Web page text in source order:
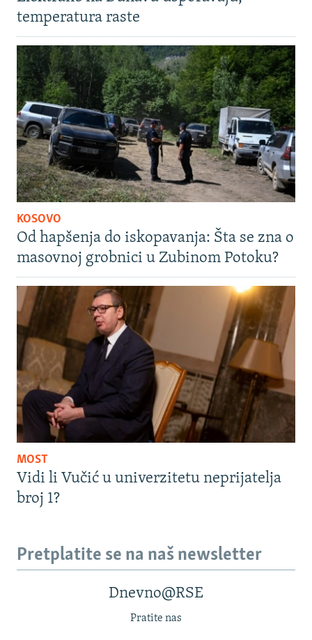
temperatura raste
KOSOVO
Od hapšenja do iskopavanja: Šta se zna o
masovnoj grobnici u Zubinom Potoku?
MOST
Vidi li Vučić u univerzitetu neprijatelja
broj 1?
Pretplatite se na naš newsletter
Dnevno@RSE
Pratite nas